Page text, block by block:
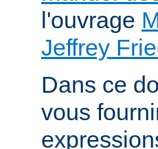
l'ouvrage
Jeffrey
Dans ce
vous